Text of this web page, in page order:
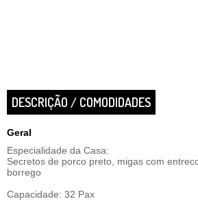
DESCRIÇÃO / COMODIDADES
Geral
Especialidade da Casa:
Secretos de porco preto, migas com
borrego
Capacidade: 32 Pax